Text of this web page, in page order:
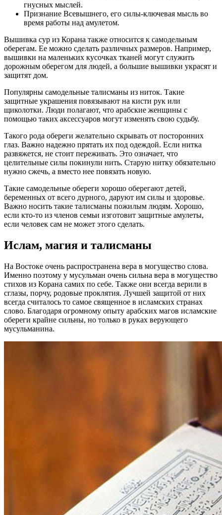
гнусных мыслей.
Признание Всевышнего, его силы-ключевая мысль во
время работы над амулетом.
Вышивка сур из Корана также относится к самодельным
оберегам. Ее можно сделать различных размеров. Например,
вышивки на маленьких кусочках тканей могут служить
дорожным оберегом для людей, а большие вышивки украсят и
защитят дом.
Популярны самодельные талисманы из ниток. Такие
защитные украшения повязывают на кисти рук или
щиколотки. Люди полагают, что арабские женщины с
помощью таких аксессуаров могут изменять свою судьбу.
Такого рода обереги желательно скрывать от посторонних
глаз. Важно надежно прятать их под одеждой. Если нитка
развяжется, не стоит переживать. Это означает, что
целительные силы покинули нить. Старую нитку обязательно
нужно сжечь, а вместо нее повязать новую.
Такие самодельные обереги хорошо оберегают детей,
беременных от всего дурного, даруют им силы и здоровье.
Важно носить такие талисманы пожилым людям. Хорошо,
если кто-то из членов семьи изготовит защитные амулеты,
если человек сам не может этого сделать.
Ислам, магия и талисманы
На Востоке очень распространена вера в могущество слова.
Именно поэтому у мусульман очень сильна вера в могущество
стихов из Корана самих по себе. Также они всегда верили в
сглазы, порчу, родовые проклятия. Лучшей защитой от них
всегда считалось то самое священное в исламских странах
слово. Благодаря огромному опыту арабских магов исламские
обереги крайне сильны, но только в руках верующего
мусульманина.